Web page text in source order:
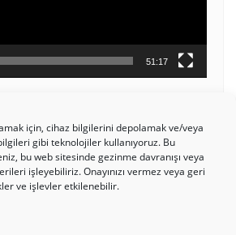
için, cihaz bilgilerini depolamak ve/veya
gibi teknolojiler kullanıyoruz. Bu
bu web sitesinde gezinme davranışı veya
işleyebiliriz. Onayınızı vermez veya geri
ve işlevler etkilenebilir.
51:17